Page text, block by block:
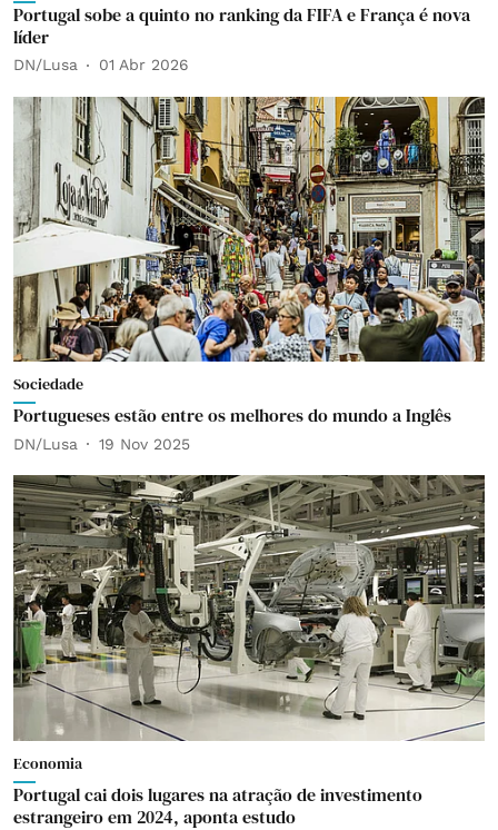
Portugal sobe a quinto no ranking da FIFA e França é nova
líder
DN/Lusa 01 Abr 2026
Sociedade
Portugueses estão entre os melhores do mundo a Inglês
DN/Lusa 19 Nov 2025
Economia
Portugal cai dois lugares na atração de investimento
estrangeiro em 2024, aponta estudo